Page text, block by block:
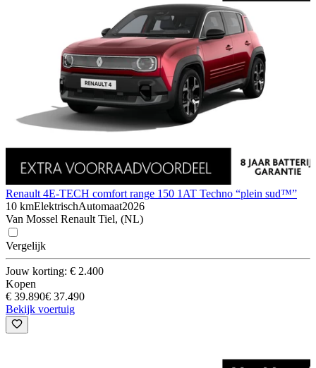
Renault 4E-TECH comfort range 150 1AT Techno “plein sud™”
10 kmElektrischAutomaat2026
Van Mossel Renault Tiel, (NL)
Vergelijk
Jouw korting: € 2.400
Kopen
€ 39.890€ 37.490
Bekijk voertuig